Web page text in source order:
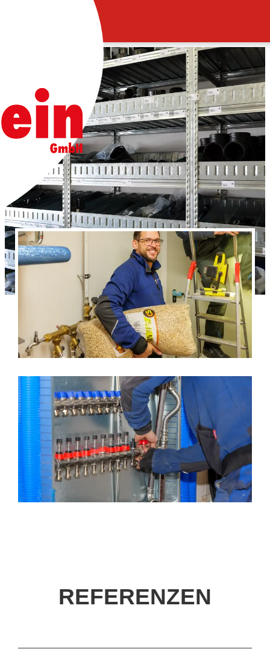
UNTERNEHMEN
LEISTUNGEN
PLANUNG
REFERENZEN
KONTAKT
JOBS
REFERENZEN